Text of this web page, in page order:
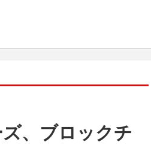
、ブロックチ